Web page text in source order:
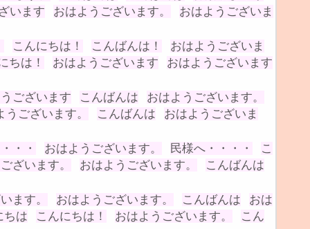
います おはようございます。
おはようございま
こんにちは！ こんばんは！
おはようございま
ちは！ おはようございます
おはようございます
ございます こんばんは
おはようございます。
うございます。 こんばんは
おはようございま
・・ おはようございます。 民様へ・・・・
こ
ざいます。 おはようございます。
こんばんは
ます。 おはようございます。 こんばんは
おは
ちは こんにちは！ おはようございます。
こん